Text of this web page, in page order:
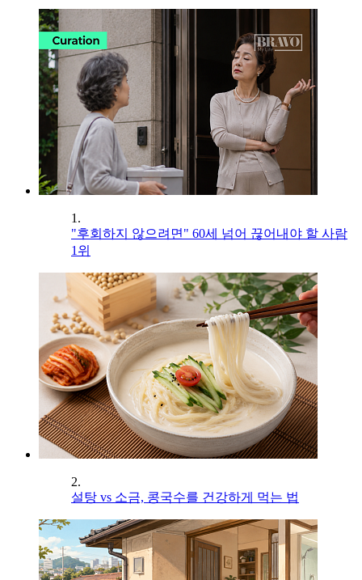
1.
"후회하지 않으려면" 60세 넘어 끊어내야 할 사람
1위
2.
설탕 vs 소금, 콩국수를 건강하게 먹는 법